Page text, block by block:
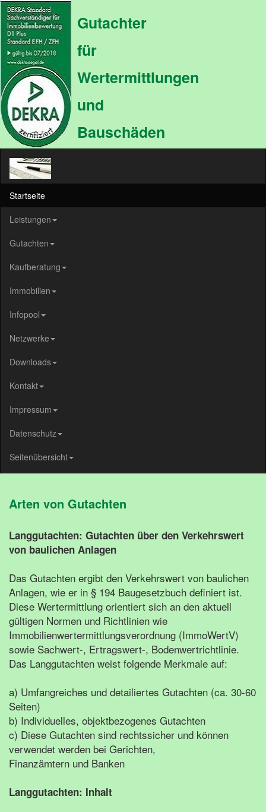
Gutachter
für
Wertermittlungen
und
Bauschäden
Startseite
Leistungen
Gutachten
Kaufberatung
Immobilien
Infopool
Netzwerke
Downloads
Kontakt
Impressum
Datenschutz
Seitenübersicht
Arten von Gutachten
Langgutachten: Gutachten über den Verkehrswert
von baulichen Anlagen
Das Gutachten ergibt den Verkehrswert von baulichen
Anlagen, wie er in § 194 Baugesetzbuch definiert ist.
Diese Wertermittlung orientiert sich an den aktuell
gültigen Normen und Richtlinien wie
Immobilienwertermittlungsverordnung (ImmoWertV)
sowie Sachwert-, Ertragswert-, Bodenwertrichtlinie.
Das Langgutachten weist folgende Merkmale auf:
a) Umfangreiches und detailiertes Gutachten (ca. 30-60
Seiten)
b) Individuelles, objektbezogenes Gutachten
c) Diese Gutachten sind rechtssicher und können
verwendet werden bei Gerichten,
Finanzämtern und Banken
Langgutachten: Inhalt